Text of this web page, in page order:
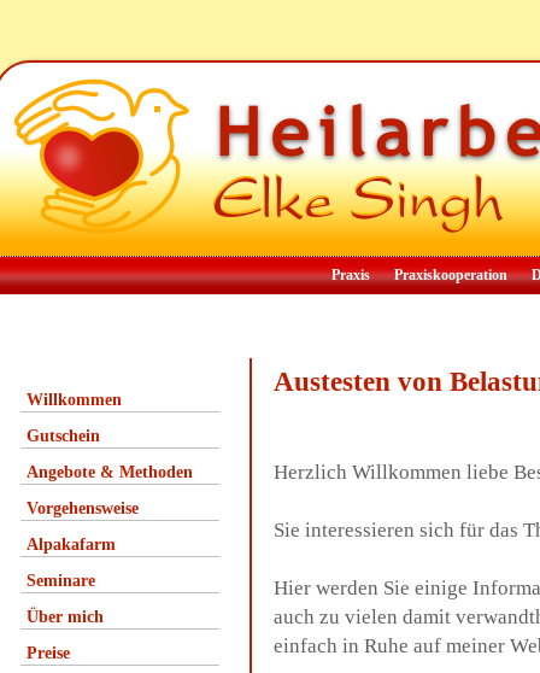
Praxis Praxiskooperation
Willkommen
Gutschein
Angebote & Methoden
Vorgehensweise
Alpakafarm
Seminare
Über mich
Preise
Austesten von
Herzlich Willkommen liebe
Sie interessieren sich für das
Hier werden Sie einige
auch zu vielen damit
einfach in Ruhe auf meiner